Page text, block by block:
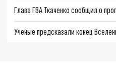
Глава ГВА Ткаченко сообщил о
Ученые предсказали конец